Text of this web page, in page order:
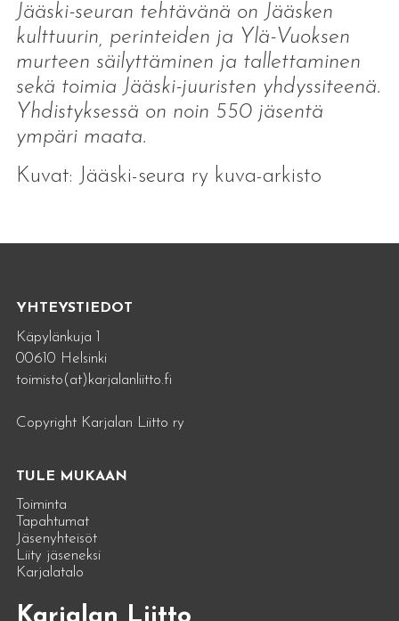
Jääski-seuran tehtävänä on Jääsken
kulttuurin, perinteiden ja Ylä-Vuoksen
murteen säilyttäminen ja tallettaminen
sekä toimia Jääski-juuristen yhdyssiteenä.
Yhdistyksessä on noin 550 jäsentä
ympäri maata.
Kuvat: Jääski-seura ry kuva-arkisto
YHTEYSTIEDOT
Käpylänkuja 1
00610 Helsinki
toimisto(at)karjalanliitto.fi
Copyright Karjalan Liitto ry
TULE MUKAAN
Toiminta
Tapahtumat
Jäsenyhteisöt
Liity jäseneksi
Karjalatalo